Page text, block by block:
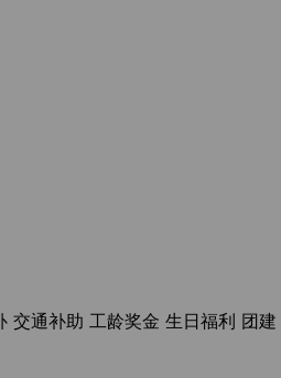
交通补助 工龄奖金 生日福利 团建